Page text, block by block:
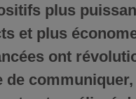
plus
et plus
ont
de